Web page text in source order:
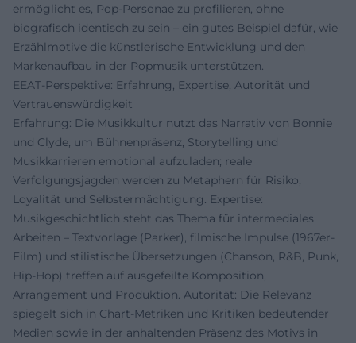
ermöglicht es, Pop-Personae zu profilieren, ohne
biografisch identisch zu sein – ein gutes Beispiel dafür, wie
Erzählmotive die künstlerische Entwicklung und den
Markenaufbau in der Popmusik unterstützen.
EEAT-Perspektive: Erfahrung, Expertise, Autorität und
Vertrauenswürdigkeit
Erfahrung: Die Musikkultur nutzt das Narrativ von Bonnie
und Clyde, um Bühnenpräsenz, Storytelling und
Musikkarrieren emotional aufzuladen; reale
Verfolgungsjagden werden zu Metaphern für Risiko,
Loyalität und Selbstermächtigung. Expertise:
Musikgeschichtlich steht das Thema für intermediales
Arbeiten – Textvorlage (Parker), filmische Impulse (1967er-
Film) und stilistische Übersetzungen (Chanson, R&B, Punk,
Hip-Hop) treffen auf ausgefeilte Komposition,
Arrangement und Produktion. Autorität: Die Relevanz
spiegelt sich in Chart-Metriken und Kritiken bedeutender
Medien sowie in der anhaltenden Präsenz des Motivs in